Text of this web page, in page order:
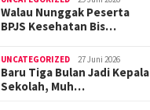
Walau Nunggak Peserta
BPJS Kesehatan Bis…
UNCATEGORIZED 27 Juni 2026
Baru Tiga Bulan Jadi Kepala
Sekolah, Muh…